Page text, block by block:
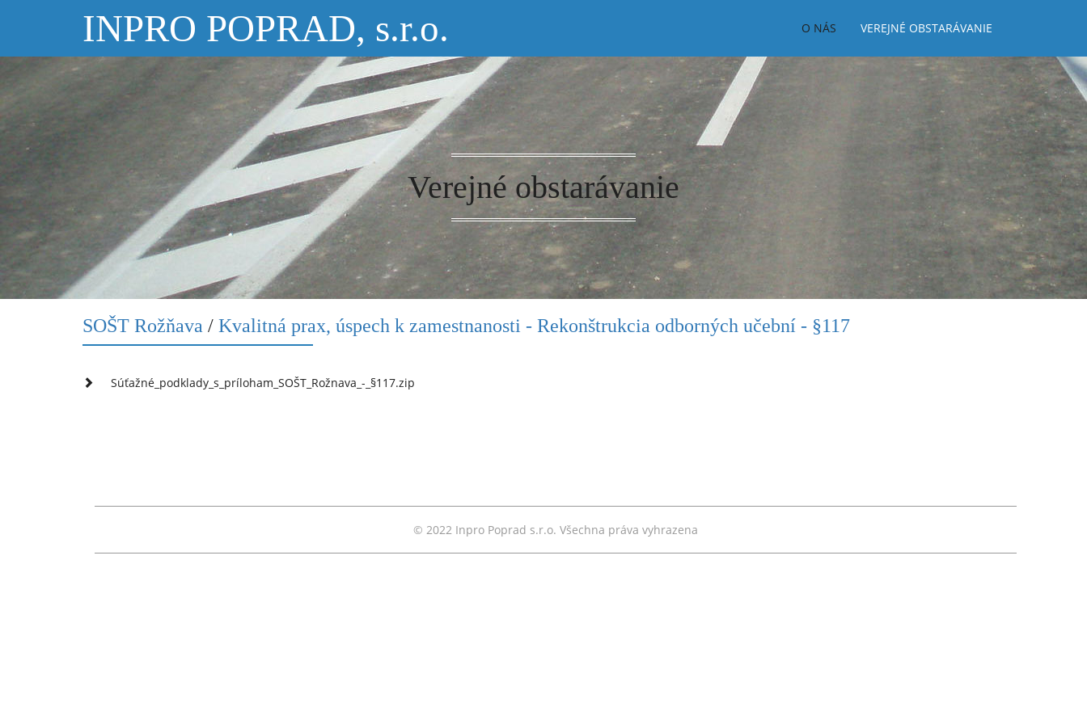
INPRO POPRAD, s.r.o. O NÁS VEREJNÉ OBSTARÁVANIE
Verejné obstarávanie
SOŠT Rožňava / Kvalitná prax, úspech k zamestnanosti - Rekonštrukcia odborných učební - §117
Súťažné_podklady_s_príloham_SOŠT_Rožnava_-_§117.zip
© 2022 Inpro Poprad s.r.o. Všechna práva vyhrazena